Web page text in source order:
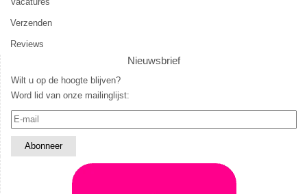
Verzenden
Reviews
Nieuwsbrief
Wilt u op de hoogte blijven?
Word lid van onze mailinglijst: